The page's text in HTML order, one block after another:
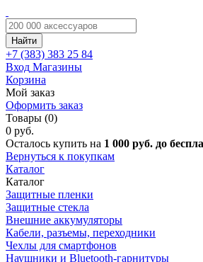
Найти
+7 (383) 383 25 84
Вход Магазины
Корзина
Мой заказ
Оформить заказ
Товары (0)
0 руб.
Осталось купить на 1 000 руб. до
Вернуться к покупкам
Каталог
Каталог
Защитные пленки
Защитные стекла
Внешние аккумуляторы
Кабели, разъемы, переходники
Чехлы для смартфонов
Наушники и Bluetooth-гарнитуры